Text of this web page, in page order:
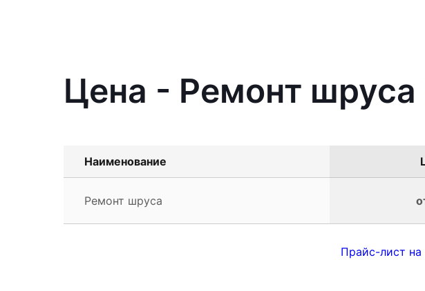
Цена - Ремонт шруса
Наименование
Ремонт шруса
Прайс-лист на